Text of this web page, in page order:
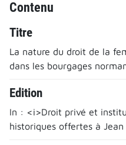
Contenu
Titre
La nature du droit de la
dans les bourgages
Edition
In : <i>Droit privé et
historiques offertes à Jean